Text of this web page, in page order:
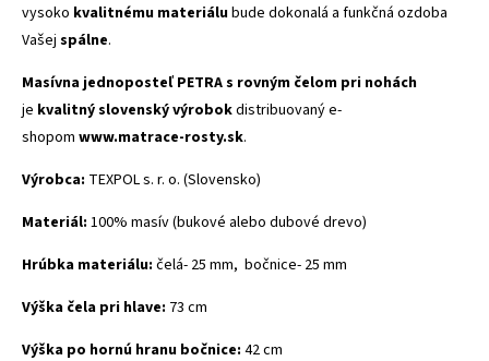
vysoko kvalitnému materiálubude dokonalá a funkčná ozdoba
Vašej spálne.
Masívna jednoposteľ PETRA s rovným čelom pri nohách
je kvalitný slovenský výrobokdistribuovaný e-
shopom www.matrace-rosty.sk.
Výrobca: TEXPOL s. r. o. (Slovensko)
Materiál: 100% masív (bukové alebo dubové drevo)
Hrúbka materiálu: čelá- 25 mm, bočnice- 25 mm
Výška čela pri hlave: 73 cm
Výška po hornú hranu bočnice: 42 cm